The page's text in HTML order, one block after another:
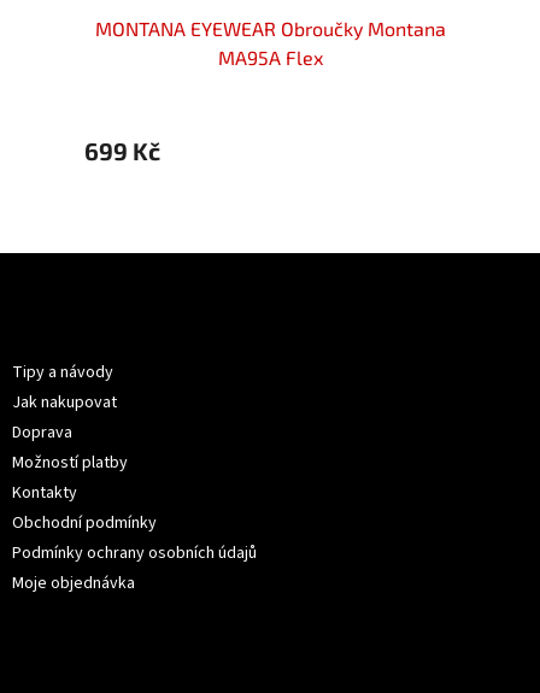
MONTANA EYEWEAR Obroučky Montana
MA95A Flex
699 Kč
Tipy a návody
Jak nakupovat
Doprava
Možností platby
Kontakty
Obchodní podmínky
Podmínky ochrany osobních údajů
Moje objednávka